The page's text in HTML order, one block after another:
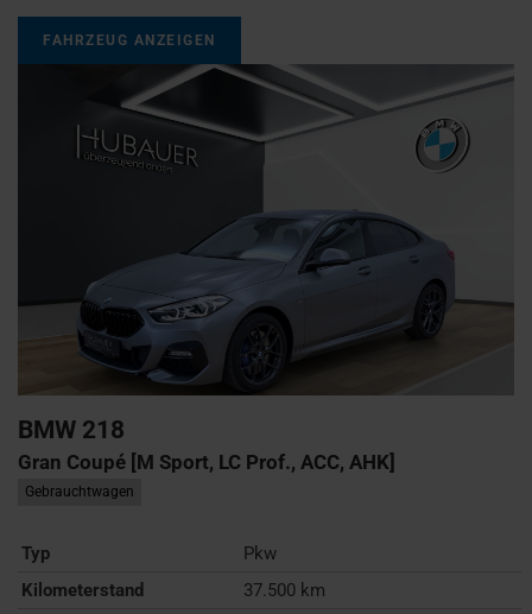
FAHRZEUG ANZEIGEN
BMW 218
Gran Coupé [M Sport, LC Prof., ACC, AHK]
Gebrauchtwagen
Typ
Pkw
Kilometerstand
37.500 km